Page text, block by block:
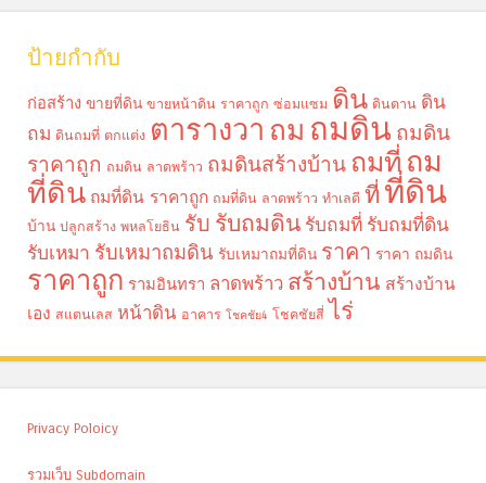
ป้ายกำกับ
ก่อสร้าง ขายที่ดิน ขายหน้าดิน ราคาถูก ซ่อมแซม ดิน ดินดาน ดิน
ถม ดินถมที่ ตกแต่ง ตารางวา ถม ถมดิน ถมดิน
ราคาถูก ถมดิน ลาดพร้าว ถมดินสร้างบ้าน ถมที่ถม
ที่ดิน ถมที่ดิน ราคาถูก ถมที่ดิน ลาดพร้าว ทำเลดี ที่ ที่ดิน
บ้าน ปลูกสร้าง พหลโยธิน รับ รับถมดิน รับถมที่ รับถมที่ดิน
รับเหมา รับเหมาถมดิน รับเหมาถมที่ดิน ราคา ราคา ถมดิน
ราคาถูก รามอินทรา ลาดพร้าว สร้างบ้าน สร้างบ้าน
เอง สแตนเลส หน้าดิน อาคาร โชคชัย4 โชคชัยสี่ ไร่
Privacy Poloicy
รวมเว็บ Subdomain